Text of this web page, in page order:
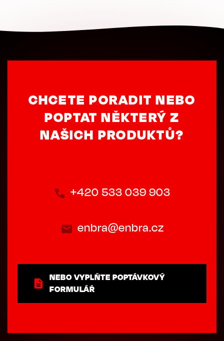
CHCETE PORADIT NEBO
POPTAT NĚKTERÝ Z
NAŠICH PRODUKTŮ?
+420 533 039 903
enbra@enbra.cz
NEBO VYPLŇTE POPTÁVKOVÝ
FORMULÁŘ